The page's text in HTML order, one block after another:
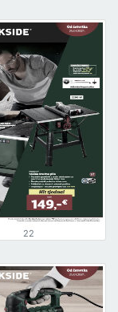
22